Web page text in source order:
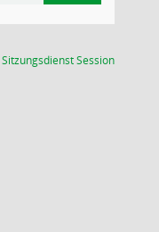
SitzungsdienstSession(Wird in